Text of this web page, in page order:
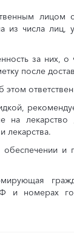
лицом
из числа лиц,
за них,
после
этом
на
лекарства.
и
и номерах